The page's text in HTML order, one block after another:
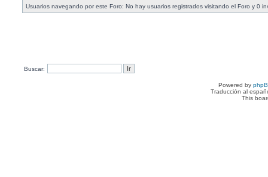
Usuarios navegando por este Foro: No hay usuarios registrados visitando el Foro y 0
Buscar:
Powered by
Traducción al
This